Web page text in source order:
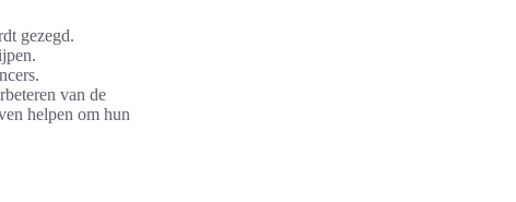
gezegd.
van de
helpen om hun